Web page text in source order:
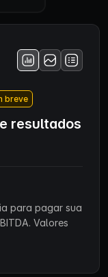
breve
resultados
para pagar sua
Valores